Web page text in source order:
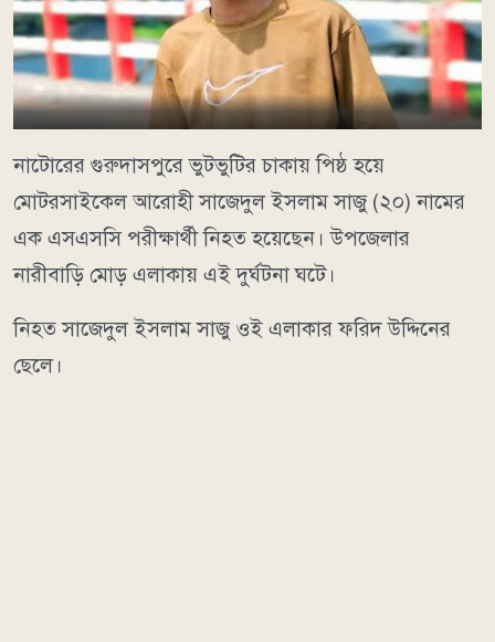
নাটোরের গুরুদাসপুরে ভুটভুটির চাকায় পিষ্ঠ হয়ে
মোটরসাইকেল আরোহী সাজেদুল ইসলাম সাজু (২০) নামের
এক এসএসসি পরীক্ষার্থী নিহত হয়েছেন। উপজেলার
নারীবাড়ি মোড় এলাকায় এই দুর্ঘটনা ঘটে।
নিহত সাজেদুল ইসলাম সাজু ওই এলাকার ফরিদ উদ্দিনের
ছেলে।